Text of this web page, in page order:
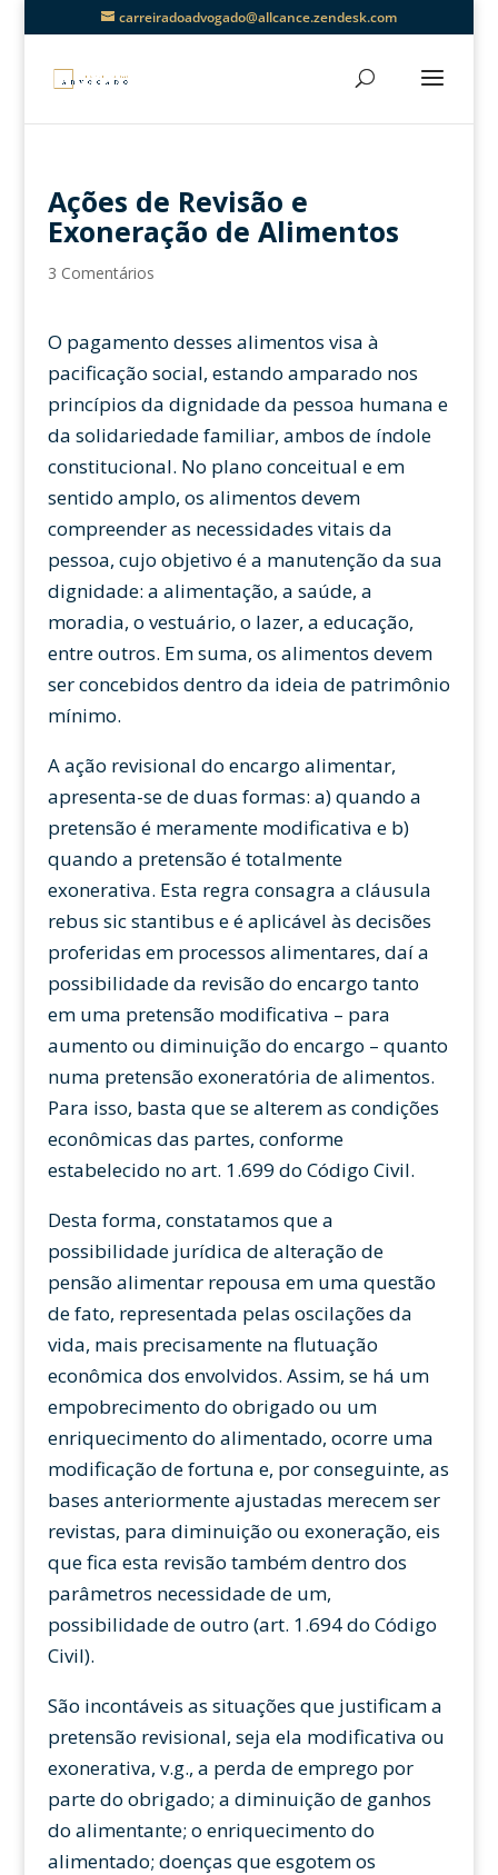
carreiradoadvogado@allcance.zendesk.com
Ações de Revisão e
Exoneração de Alimentos
3 Comentários
O pagamento desses alimentos visa à
pacificação social, estando amparado nos
princípios da dignidade da pessoa humana e
da solidariedade familiar, ambos de índole
constitucional. No plano conceitual e em
sentido amplo, os alimentos devem
compreender as necessidades vitais da
pessoa, cujo objetivo é a manutenção da sua
dignidade: a alimentação, a saúde, a
moradia, o vestuário, o lazer, a educação,
entre outros. Em suma, os alimentos devem
ser concebidos dentro da ideia de patrimônio
mínimo.
A ação revisional do encargo alimentar,
apresenta-se de duas formas: a) quando a
pretensão é meramente modificativa e b)
quando a pretensão é totalmente
exonerativa. Esta regra consagra a cláusula
rebus sic stantibus e é aplicável às decisões
proferidas em processos alimentares, daí a
possibilidade da revisão do encargo tanto
em uma pretensão modificativa – para
aumento ou diminuição do encargo – quanto
numa pretensão exoneratória de alimentos.
Para isso, basta que se alterem as condições
econômicas das partes, conforme
estabelecido no art. 1.699 do Código Civil.
Desta forma, constatamos que a
possibilidade jurídica de alteração de
pensão alimentar repousa em uma questão
de fato, representada pelas oscilações da
vida, mais precisamente na flutuação
econômica dos envolvidos. Assim, se há um
empobrecimento do obrigado ou um
enriquecimento do alimentado, ocorre uma
modificação de fortuna e, por conseguinte, as
bases anteriormente ajustadas merecem ser
revistas, para diminuição ou exoneração, eis
que fica esta revisão também dentro dos
parâmetros necessidade de um,
possibilidade de outro (art. 1.694 do Código
Civil).
São incontáveis as situações que justificam a
pretensão revisional, seja ela modificativa ou
exonerativa, v.g., a perda de emprego por
parte do obrigado; a diminuição de ganhos
do alimentante; o enriquecimento do
alimentado; doenças que esgotem os